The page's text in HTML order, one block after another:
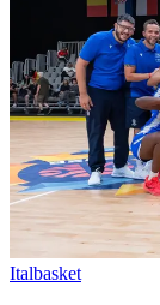
Italbasket